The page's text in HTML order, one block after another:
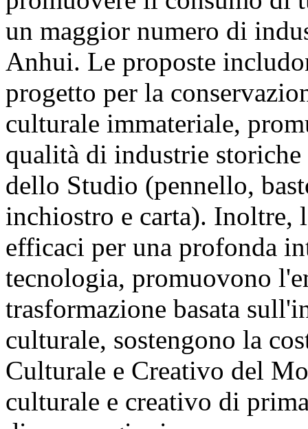
un maggior numero di
Anhui. Le proposte
progetto per la
culturale immateriale,
qualità di industrie
dello Studio (pennello,
inchiostro e carta). Inoltre,
efficaci per una profonda
tecnologia, promuovono
trasformazione basata
culturale, sostengono la
Culturale e Creativo del
culturale e creativo di